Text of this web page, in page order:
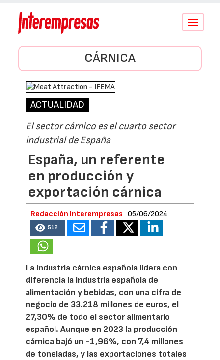
Conmutar
CÁRNICA
ACTUALIDAD
El sector cárnico es el cuarto sector
industrial de España
España, un referente
en producción y
exportación cárnica
Redacción Interempresas 05/06/2024
512
La industria cárnica española lidera con
diferencia la industria española de
alimentación y bebidas, con una cifra de
negocio de 33.218 millones de euros, el
27,30% de todo el sector alimentario
español. Aunque en 2023 la producción
cárnica bajó un -1,96%, con 7,4 millones
de toneladas, y las exportaciones totales